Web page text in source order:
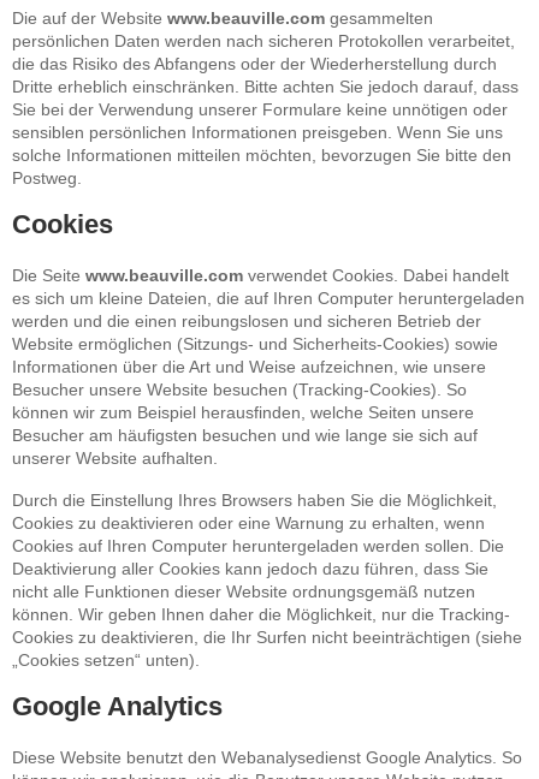
Die auf der Website www.beauville.com gesammelten
persönlichen Daten werden nach sicheren Protokollen verarbeitet,
die das Risiko des Abfangens oder der Wiederherstellung durch
Dritte erheblich einschränken. Bitte achten Sie jedoch darauf, dass
Sie bei der Verwendung unserer Formulare keine unnötigen oder
sensiblen persönlichen Informationen preisgeben. Wenn Sie uns
solche Informationen mitteilen möchten, bevorzugen Sie bitte den
Postweg.
Cookies
Die Seite www.beauville.com verwendet Cookies. Dabei handelt
es sich um kleine Dateien, die auf Ihren Computer heruntergeladen
werden und die einen reibungslosen und sicheren Betrieb der
Website ermöglichen (Sitzungs- und Sicherheits-Cookies) sowie
Informationen über die Art und Weise aufzeichnen, wie unsere
Besucher unsere Website besuchen (Tracking-Cookies). So
können wir zum Beispiel herausfinden, welche Seiten unsere
Besucher am häufigsten besuchen und wie lange sie sich auf
unserer Website aufhalten.
Durch die Einstellung Ihres Browsers haben Sie die Möglichkeit,
Cookies zu deaktivieren oder eine Warnung zu erhalten, wenn
Cookies auf Ihren Computer heruntergeladen werden sollen. Die
Deaktivierung aller Cookies kann jedoch dazu führen, dass Sie
nicht alle Funktionen dieser Website ordnungsgemäß nutzen
können. Wir geben Ihnen daher die Möglichkeit, nur die Tracking-
Cookies zu deaktivieren, die Ihr Surfen nicht beeinträchtigen (siehe
„Cookies setzen“ unten).
Google Analytics
Diese Website benutzt den Webanalysedienst Google Analytics. So